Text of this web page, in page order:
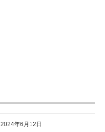
2024年6月12日